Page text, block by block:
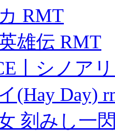
RMT
雄伝 RMT
丨シノア
(Hay Day)
刻みし一